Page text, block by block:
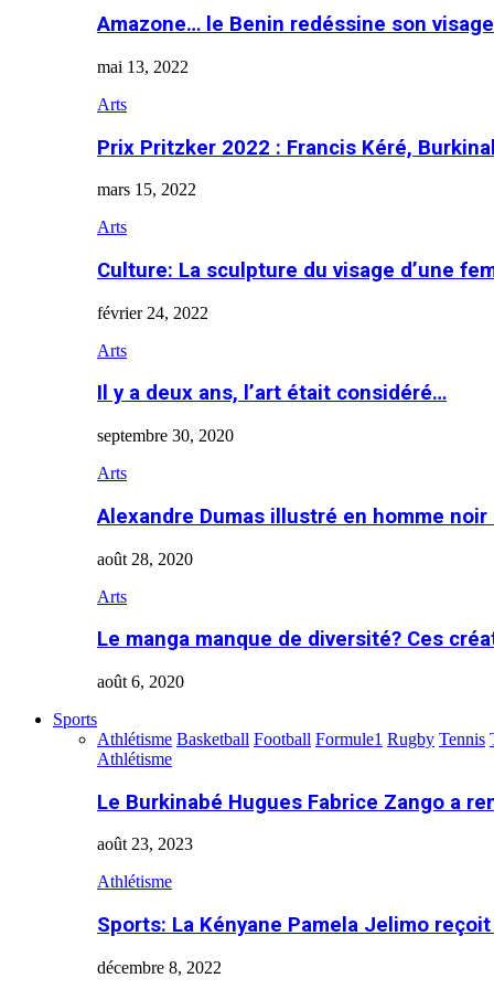
Amazone… le Benin redéssine son visage
mai 13, 2022
Arts
Prix Pritzker 2022 : Francis Kéré,
mars 15, 2022
Arts
Culture: La sculpture du visage d’une
février 24, 2022
Arts
Il y a deux ans, l’art était considéré…
septembre 30, 2020
Arts
Alexandre Dumas illustré en homme
août 28, 2020
Arts
Le manga manque de diversité? Ces
août 6, 2020
Sports
Athlétisme Basketball Football Formule1 Rugby Tennis
Athlétisme
Le Burkinabé Hugues Fabrice Zango a
août 23, 2023
Athlétisme
Sports: La Kényane Pamela Jelimo
décembre 8, 2022